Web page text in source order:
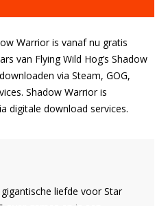
Warrior is vanaf nu gratis
van Flying Wild Hog’s Shadow
via Steam, GOG,
Shadow Warrior is
digitale download services.
liefde voor Star